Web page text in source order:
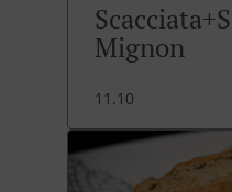
Mignon
11.10